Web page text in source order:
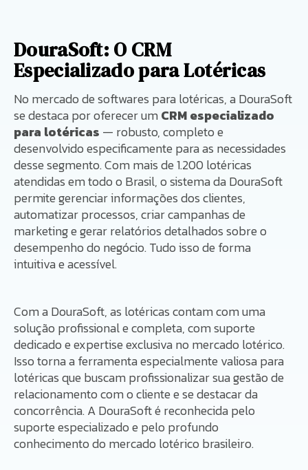
DouraSoft: O CRM
Especializado para Lotéricas
No mercado de softwares para lotéricas, a DouraSoft
se destaca por oferecer umCRM especializado
para lotéricas — robusto, completo e
desenvolvido especificamente para as necessidades
desse segmento. Com mais de 1.200 lotéricas
atendidas em todo o Brasil, o sistema da DouraSoft
permite gerenciar informações dos clientes,
automatizar processos, criar campanhas de
marketing e gerar relatórios detalhados sobre o
desempenho do negócio. Tudo isso de forma
intuitiva e acessível.
Com a DouraSoft, as lotéricas contam com uma
solução profissional e completa, com suporte
dedicado e expertise exclusiva no mercado lotérico.
Isso torna a ferramenta especialmente valiosa para
lotéricas que buscam profissionalizar sua gestão de
relacionamento com o cliente e se destacar da
concorrência. A DouraSoft é reconhecida pelo
suporte especializado e pelo profundo
conhecimento do mercado lotérico brasileiro.